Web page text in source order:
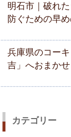
明石市｜破れ
防ぐための早
兵庫県のコー
吉」へおまかせ
カテゴリー